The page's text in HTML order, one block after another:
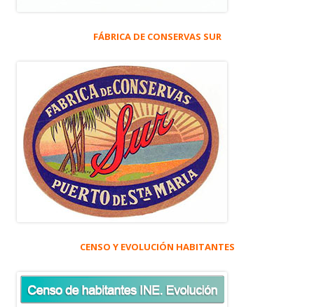
FÁBRICA DE CONSERVAS SUR
CENSO Y EVOLUCIÓN HABITANTES